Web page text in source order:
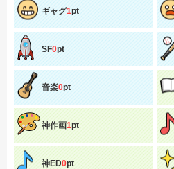
ギャグ1pt
SF0pt
音楽0pt
神作画1pt
神ED0pt